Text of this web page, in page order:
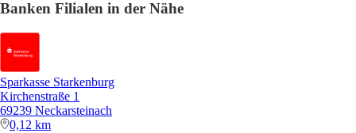
Banken Filialen in der Nähe
Sparkasse Starkenburg
Kirchenstraße 1
69239 Neckarsteinach
0,12 km